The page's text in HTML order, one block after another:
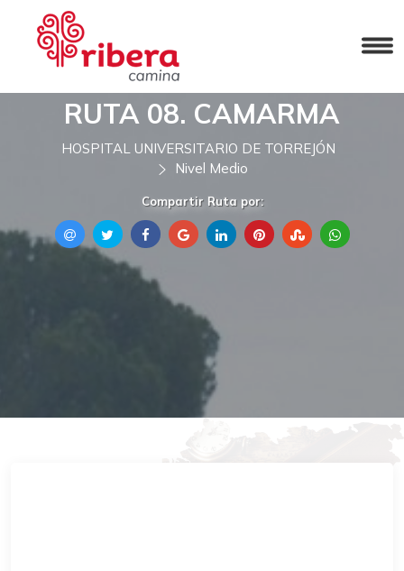
RUTA 08. CAMARMA
HOSPITAL UNIVERSITARIO DE TORREJÓN
Nivel Medio
Compartir Ruta por: